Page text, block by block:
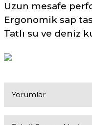
Uzun mesafe
Ergonomik sap
Tatlı su ve deniz
Yorumlar